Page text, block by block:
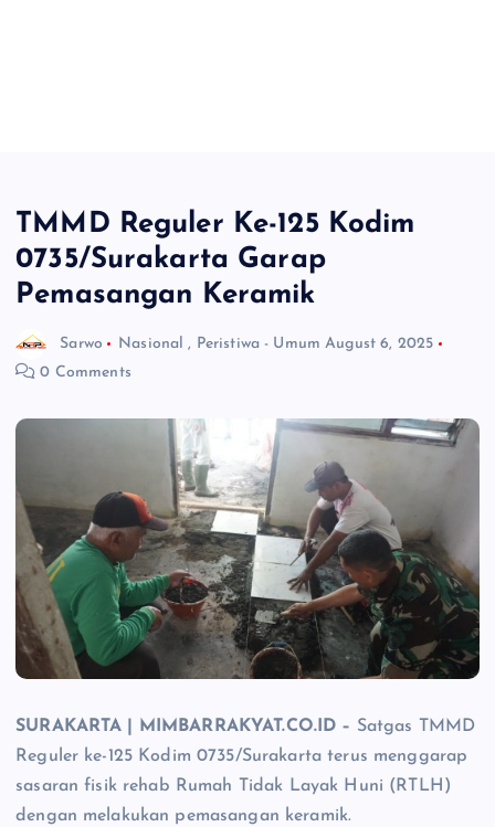
TMMD Reguler Ke-125 Kodim
0735/Surakarta Garap
Pemasangan Keramik
Sarwo Nasional , Peristiwa - Umum August 6, 2025
0 Comments
SURAKARTA | MIMBARRAKYAT.CO.ID – Satgas TMMD
Reguler ke-125 Kodim 0735/Surakarta terus menggarap
sasaran fisik rehab Rumah Tidak Layak Huni (RTLH)
dengan melakukan pemasangan keramik.